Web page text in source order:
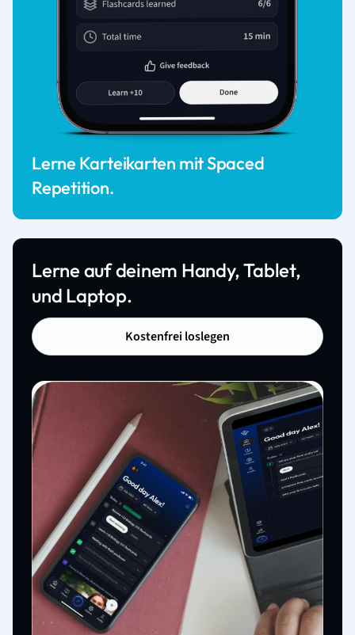
Lerne Karteikarten mit Spaced
Repetition.
Lerne auf deinem Handy, Tablet,
und Laptop.
Kostenfrei loslegen